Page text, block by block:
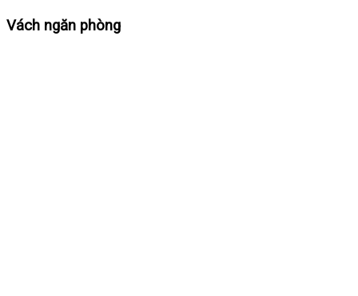
Vách ngăn phòng